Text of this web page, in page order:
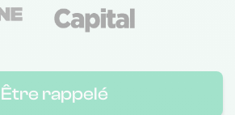
Être rappelé